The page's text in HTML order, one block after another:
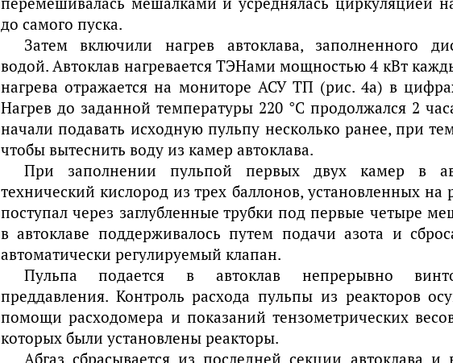
до самого пуска.
Затем включили нагрев автоклава, заполненного
водой. Автоклав нагревается ТЭНами мощностью 4 кВт
нагрева отражается на мониторе АСУ ТП (рис. 4а) в
Нагрев до заданной температуры 220 °С продолжался 2
начали подавать исходную пульпу несколько ранее, при
чтобы вытеснить воду из камер автоклава.
При заполнении пульпой первых двух камер в
технический кислород из трех баллонов, установленных на
поступал через заглубленные трубки под первые четыре
в автоклаве поддерживалось путем подачи азота и
автоматически регулируемый клапан.
Пульпа подается в автоклав непрерывно
преддавления. Контроль расхода пульпы из реакторов
помощи расходомера и показаний тензометрических
которых были установлены реакторы.
Абгаз сбрасывается из последней секции автоклава и